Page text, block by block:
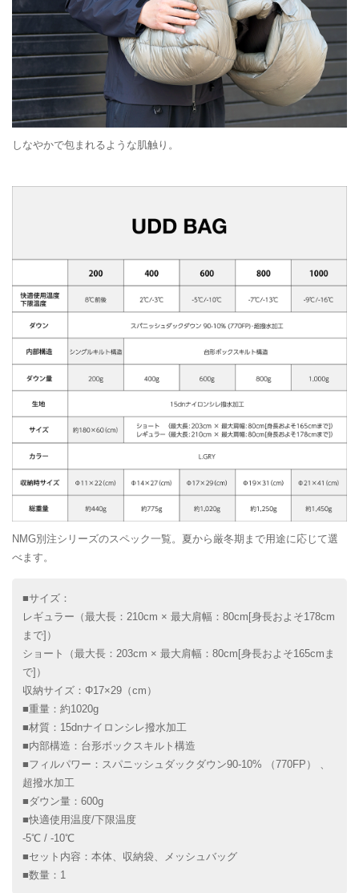
しなやかで包まれるような肌触り。
NMG別注シリーズのスペック一覧。夏から厳冬期まで用途に応じて選
べます。
■サイズ：
レギュラー（最大長：210cm × 最大肩幅：80cm[身長およそ178cm
まで]）
ショート（最大長：203cm × 最大肩幅：80cm[身長およそ165cmま
で]）
収納サイズ：Φ17×29（cm）
■重量：約1020g
■材質：15dnナイロンシレ撥水加工
■内部構造：台形ボックスキルト構造
■フィルパワー：スパニッシュダックダウン90-10% （770FP） 、
超撥水加工
■ダウン量：600g
■快適使用温度/下限温度
-5℃ / -10℃
■セット内容：本体、収納袋、メッシュバッグ
■数量：1